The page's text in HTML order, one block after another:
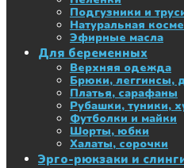
Подгузники и
Натуральная
Эфирные масла
Для беременных
Верхняя одежда
Брюки, леггинсы,
Платья, сарафаны
Рубашки, туники,
Футболки и майки
Шорты, юбки
Халаты, сорочки
Эрго-рюкзаки и